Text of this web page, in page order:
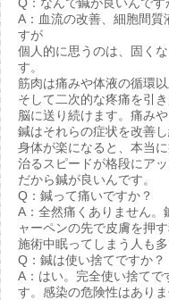
A：血流の改善、細胞間質
すが
個人的に思うのは、固く
す。
筋肉は痛みや体液の循環
そして二次的な疼痛を引
脳に送り続けます。痛み
鍼はそれらの症状を改善し
身体が楽になると、本当
治るスピードが格段にアッ
だから鍼が良いんです。
Q：鍼って痛いですか？
A：全然痛くありません
ャーペンの先で皮膚を押す
施術中眠ってしまう人も多
Q：鍼は使い捨てですか？
A：はい。完全使い捨て
す。感染の危険性はありま